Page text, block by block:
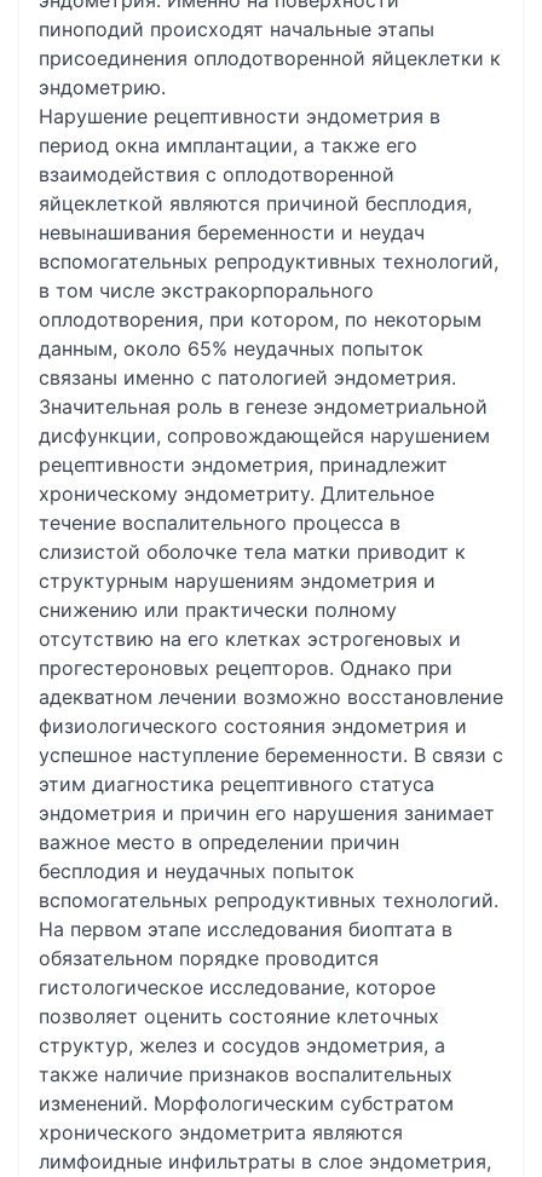
пиноподий происходят начальные этапы
присоединения оплодотворенной яйцеклетки к
эндометрию.
Нарушение рецептивности эндометрия в
период окна имплантации, а также его
взаимодействия с оплодотворенной
яйцеклеткой являются причиной бесплодия,
невынашивания беременности и неудач
вспомогательных репродуктивных технологий,
в том числе экстракорпорального
оплодотворения, при котором, по некоторым
данным, около 65% неудачных попыток
связаны именно с патологией эндометрия.
Значительная роль в генезе эндометриальной
дисфункции, сопровождающейся нарушением
рецептивности эндометрия, принадлежит
хроническому эндометриту. Длительное
течение воспалительного процесса в
слизистой оболочке тела матки приводит к
структурным нарушениям эндометрия и
снижению или практически полному
отсутствию на его клетках эстрогеновых и
прогестероновых рецепторов. Однако при
адекватном лечении возможно восстановление
физиологического состояния эндометрия и
успешное наступление беременности. В связи с
этим диагностика рецептивного статуса
эндометрия и причин его нарушения занимает
важное место в определении причин
бесплодия и неудачных попыток
вспомогательных репродуктивных технологий.
На первом этапе исследования биоптата в
обязательном порядке проводится
гистологическое исследование, которое
позволяет оценить состояние клеточных
структур, желез и сосудов эндометрия, а
также наличие признаков воспалительных
изменений. Морфологическим субстратом
хронического эндометрита являются
лимфоидные инфильтраты в слое эндометрия,